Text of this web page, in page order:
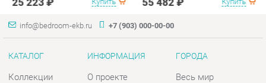
Комоды
Тумбы
Зеркала
Доставка и Оплата
Политика
Гарантия